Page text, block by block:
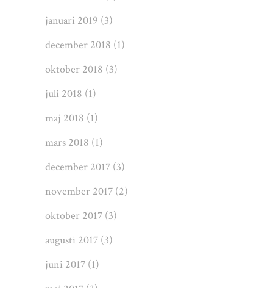
januari 2019 (3)
december 2018 (1)
oktober 2018 (3)
juli 2018 (1)
maj 2018 (1)
mars 2018 (1)
december 2017 (3)
november 2017 (2)
oktober 2017 (3)
augusti 2017 (3)
juni 2017 (1)